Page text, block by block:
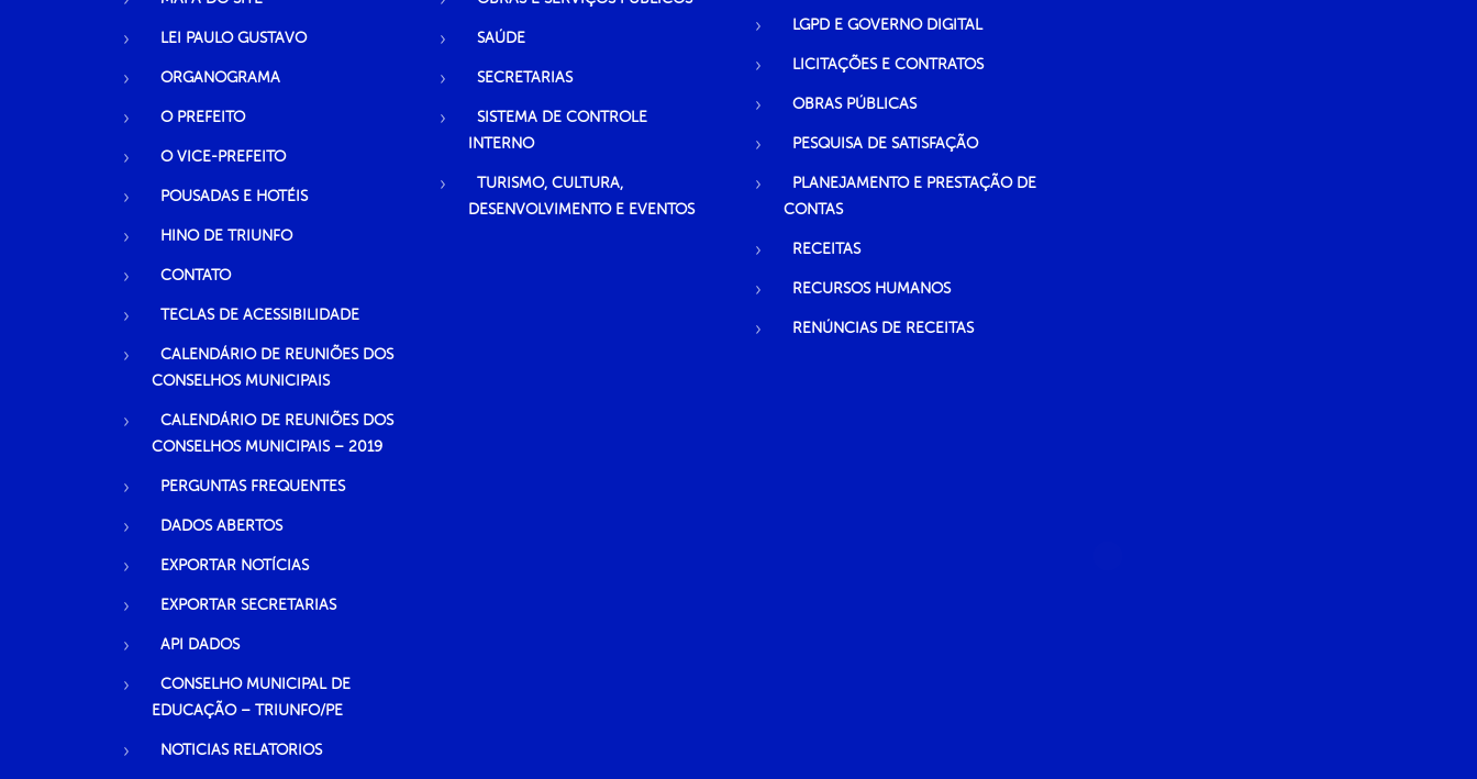
LEI PAULO GUSTAVO
ORGANOGRAMA
O PREFEITO
O VICE-PREFEITO
POUSADAS E HOTÉIS
HINO DE TRIUNFO
CONTATO
TECLAS DE ACESSIBILIDADE
CALENDÁRIO DE REUNIÕES DOS
CONSELHOS MUNICIPAIS
CALENDÁRIO DE REUNIÕES DOS
CONSELHOS MUNICIPAIS – 2019
PERGUNTAS FREQUENTES
DADOS ABERTOS
EXPORTAR NOTÍCIAS
EXPORTAR SECRETARIAS
API DADOS
CONSELHO MUNICIPAL DE
EDUCAÇÃO – TRIUNFO/PE
NOTICIAS RELATORIOS
SAÚDE
SECRETARIAS
SISTEMA DE CONTROLE
INTERNO
TURISMO, CULTURA,
DESENVOLVIMENTO E EVENTOS
LGPD E GOVERNO DIGITAL
LICITAÇÕES E CONTRATOS
OBRAS PÚBLICAS
PESQUISA DE SATISFAÇÃO
PLANEJAMENTO E PRESTAÇÃO DE
CONTAS
RECEITAS
RECURSOS HUMANOS
RENÚNCIAS DE RECEITAS